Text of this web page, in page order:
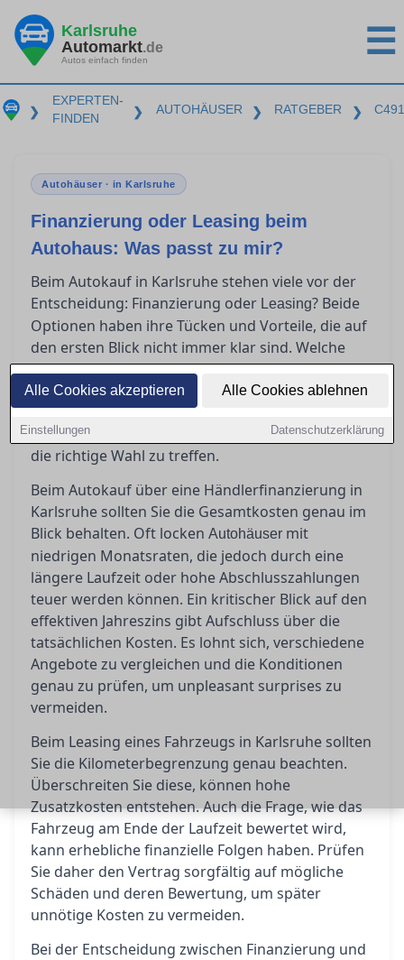
Alle Cookies akzeptieren Alle Cookies ablehnen
Einstellungen Datenschutzerklärung
Karlsruhe
Automarkt.de
Autos einfach finden ☰
❯
EXPERTEN-
FINDEN
❯ AUTOHÄUSER ❯ RATGEBER ❯
Autohäuser · in Karlsruhe
Finanzierung oder Leasing beim
Autohaus: Was passt zu mir?
Beim Autokauf in Karlsruhe stehen viele vor der
Entscheidung: Finanzierung oder Leasing? Beide
Optionen haben ihre Tücken und Vorteile, die auf
den ersten Blick nicht immer klar sind. Welche
Kosten wirklich auf Sie zukommen und welche
Lösung als Privatkunde am meisten Sinn macht,
erfahren Sie hier. Bevor Sie unterschreiben,
sollten Sie genau wissen, worauf es ankommt, um
die richtige Wahl zu treffen.
Beim Autokauf über eine Händlerfinanzierung in
Karlsruhe sollten Sie die Gesamtkosten genau im
Blick behalten. Oft locken Autohäuser mit
niedrigen Monatsraten, die jedoch durch eine
längere Laufzeit oder hohe Abschlusszahlungen
teuer werden können. Ein kritischer Blick auf den
effektiven Jahreszins gibt Aufschluss über die
tatsächlichen Kosten. Es lohnt sich, verschiedene
Angebote zu vergleichen und die Konditionen
genau zu prüfen, um unpleasant surprises zu
vermeiden.
Beim Leasing eines Fahrzeugs in Karlsruhe sollten
Sie die Kilometerbegrenzung genau beachten.
Überschreiten Sie diese, können hohe
Zusatzkosten entstehen. Auch die Frage, wie das
Fahrzeug am Ende der Laufzeit bewertet wird,
kann erhebliche finanzielle Folgen haben. Prüfen
Sie daher den Vertrag sorgfältig auf mögliche
Schäden und deren Bewertung, um später
unnötige Kosten zu vermeiden.
Bei der Entscheidung zwischen Finanzierung und